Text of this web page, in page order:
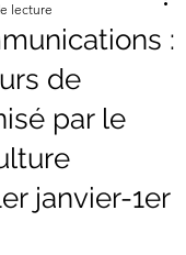
:
de
par le
janvier-1er
lecture